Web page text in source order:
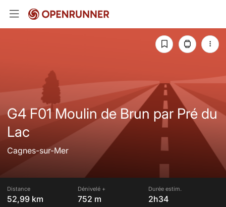
G4 F01 Moulin de Brun par Pré du
Lac
Cagnes-sur-Mer
Distance
52,99 km
Dénivelé +
752 m
Durée estim.
2h34